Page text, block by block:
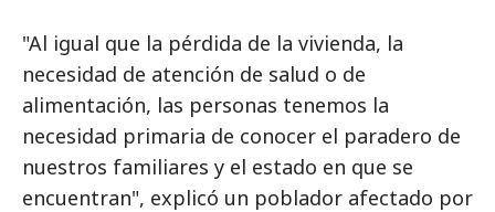
"Al igual que la pérdida de la vivienda, la
necesidad de atención de salud o de
alimentación, las personas tenemos la
necesidad primaria de conocer el paradero de
nuestros familiares y el estado en que se
encuentran", explicó un poblador afectado por